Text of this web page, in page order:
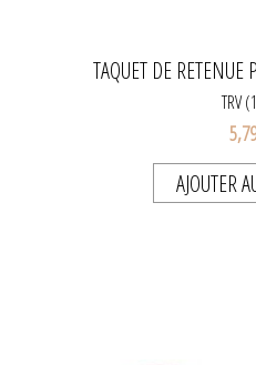
TAQUET DE RETENUE
TRV
AJOUTER